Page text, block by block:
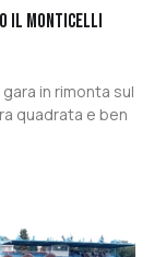
IL MONTICELLI
in rimonta sul
quadrata e ben